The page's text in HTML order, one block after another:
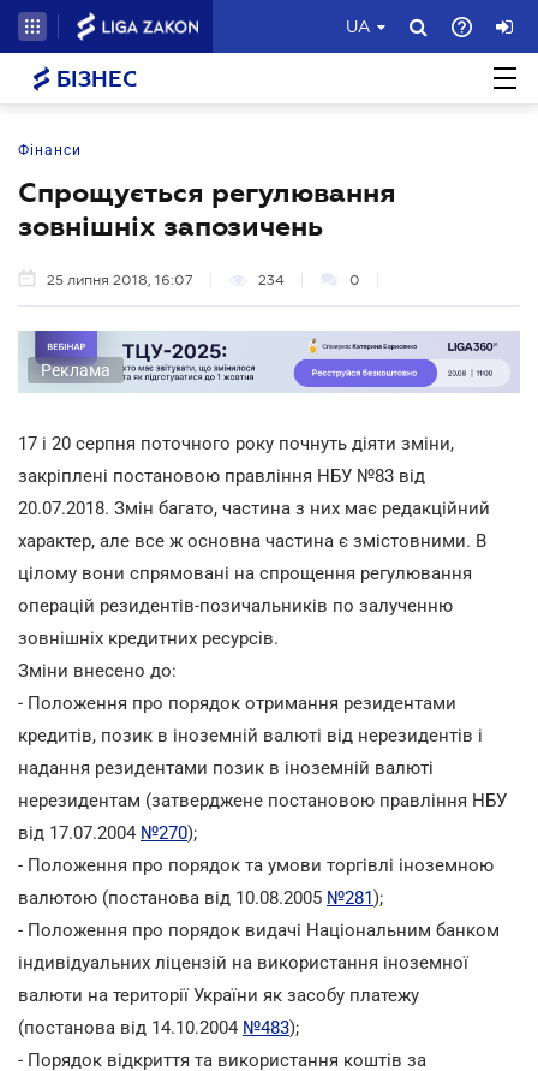
UA
БІЗНЕС
Фінанси
Спрощується регулювання
зовнішніх запозичень
25 липня 2018, 16:07 234 0
Реклама
17 і 20 серпня поточного року почнуть діяти зміни,
закріплені постановою правління НБУ №83 від
20.07.2018. Змін багато, частина з них має редакційний
характер, але все ж основна частина є змістовними. В
цілому вони спрямовані на спрощення регулювання
операцій резидентів-позичальників по залученню
зовнішніх кредитних ресурсів.
Зміни внесено до:
- Положення про порядок отримання резидентами
кредитів, позик в іноземній валюті від нерезидентів і
надання резидентами позик в іноземній валюті
нерезидентам (затверджене постановою правління НБУ
від 17.07.2004 №270);
- Положення про порядок та умови торгівлі іноземною
валютою (постанова від 10.08.2005 №281);
- Положення про порядок видачі Національним банком
індивідуальних ліцензій на використання іноземної
валюти на території України як засобу платежу
(постанова від 14.10.2004 №483);
- Порядок відкриття та використання коштів за